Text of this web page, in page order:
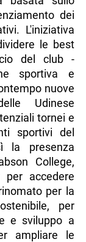
dei
L'iniziativa
le best
del club -
sportiva e
nuove
Udinese
tornei e
sportivi del
la presenza
College,
per accedere
per la
per
e sviluppo a
ampliare le